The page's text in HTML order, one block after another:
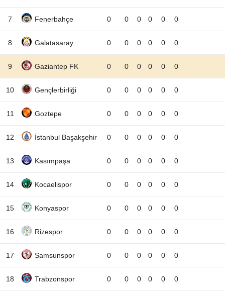
7 Fenerbahçe 0 0 0 0 0 0
8 Galatasaray 0 0 0 0 0 0
9 Gaziantep FK 0 0 0 0 0 0
10 Gençlerbirliği 0 0 0 0 0 0
11 Goztepe 0 0 0 0 0 0
12 İstanbul Başakşehir 0 0 0 0 0 0
13 Kasımpaşa 0 0 0 0 0 0
14 Kocaelispor 0 0 0 0 0 0
15 Konyaspor 0 0 0 0 0 0
16 Rizespor 0 0 0 0 0 0
17 Samsunspor 0 0 0 0 0 0
18 Trabzonspor 0 0 0 0 0 0